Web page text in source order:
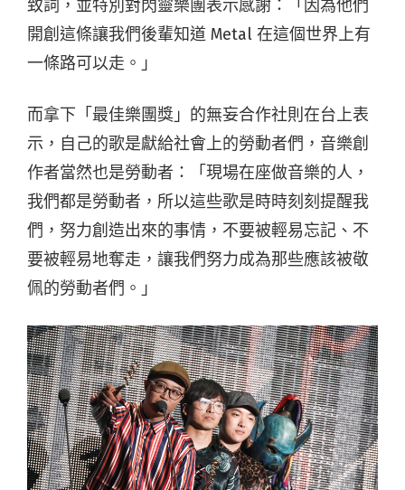
致詞，並特別對閃靈樂團表示感謝：「因為他們
開創這條讓我們後輩知道 Metal 在這個世界上有
一條路可以走。」
而拿下「最佳樂團獎」的無妄合作社則在台上表
示，自己的歌是獻給社會上的勞動者們，音樂創
作者當然也是勞動者：「現場在座做音樂的人，
我們都是勞動者，所以這些歌是時時刻刻提醒我
們，努力創造出來的事情，不要被輕易忘記、不
要被輕易地奪走，讓我們努力成為那些應該被敬
佩的勞動者們。」